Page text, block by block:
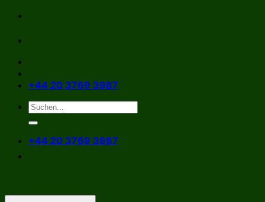
Zum
springen
+44 20 3769 3987
+44 20 3769 3987